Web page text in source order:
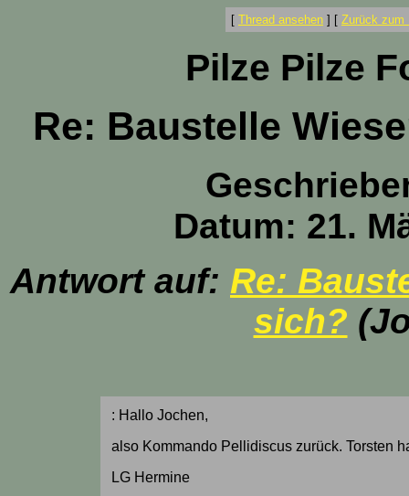
[ Thread ansehen ] [ Zurück zum
Pilze Pilze
Re: Baustelle
Datum: 21.
Antwort auf: Re:
sich?
: Hallo Jochen,
also Kommando Pellidiscus zurück. Torsten
LG Hermine